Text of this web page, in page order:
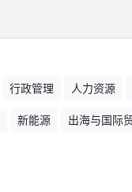
行政管理 人力资源
新能源 出海与国际